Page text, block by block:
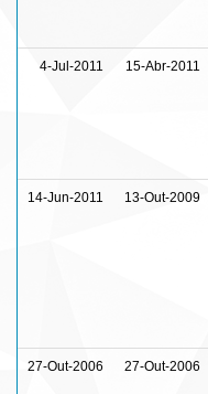
4-Jul-2011 15-Abr-2011
14-Jun-2011 13-Out-2009
27-Out-2006 27-Out-2006